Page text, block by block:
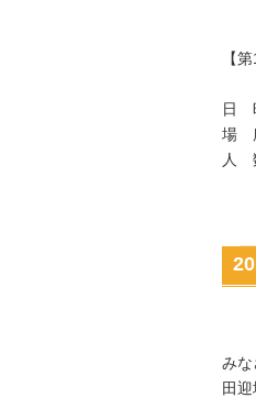
【
日
場
人
みな
田迎